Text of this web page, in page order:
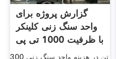
گزارش پروژه برای
واحد سنگ زنی کلینکر
با ظرفیت 1000 تی پی
دی